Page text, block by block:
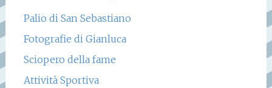
Palio di San Sebastiano
Fotografie di Gianluca
Sciopero della fame
Attività Sportiva